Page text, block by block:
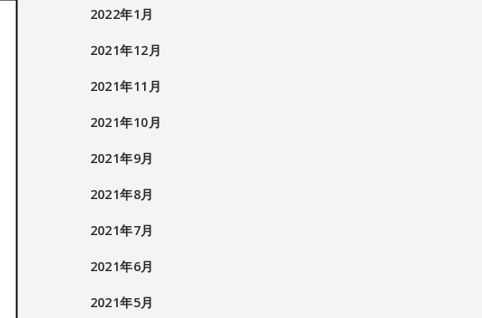
2022年1月
2021年12月
2021年11月
2021年10月
2021年9月
2021年8月
2021年7月
2021年6月
2021年5月